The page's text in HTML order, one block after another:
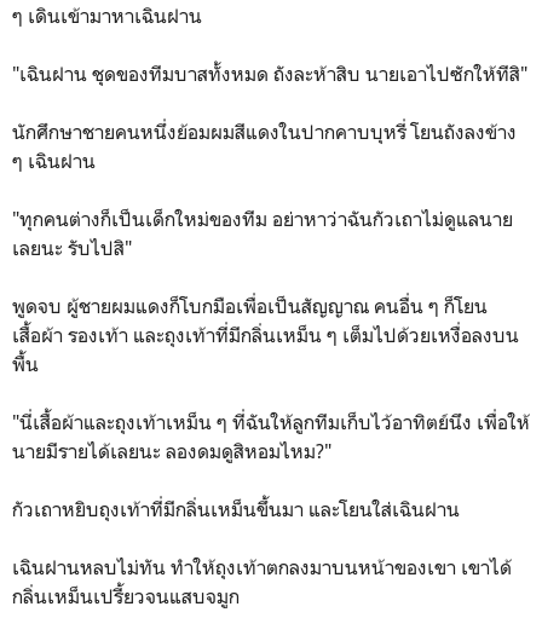
ๆ เดินเข้ามาหาเฉินฝาน
"เฉินฝาน ชุดของทีมบาสทั้งหมด ถังละห้าสิบ นายเอาไปซักให้ทีสิ"
นักศึกษาชายคนหนึ่งย้อมผมสีแดงในปากคาบบุหรี่ โยนถังลงข้าง
ๆ เฉินฝาน
"ทุกคนต่างก็เป็นเด็กใหม่ของทีม อย่าหาว่าฉันกัวเถาไม่ดูแลนาย
เลยนะ รับไปสิ"
พูดจบ ผู้ชายผมแดงก็โบกมือเพื่อเป็นสัญญาณ คนอื่น ๆ ก็โยน
เสื้อผ้า รองเท้า และถุงเท้าที่มีกลิ่นเหม็น ๆ เต็มไปด้วยเหงื่อลงบน
พื้น
"นี่เสื้อผ้าและถุงเท้าเหม็น ๆ ที่ฉันให้ลูกทีมเก็บไว้อาทิตย์นึง เพื่อให้
นายมีรายได้เลยนะ ลองดมดูสิหอมไหม?"
กัวเถาหยิบถุงเท้าที่มีกลิ่นเหม็นขึ้นมา และโยนใส่เฉินฝาน
เฉินฝานหลบไม่ทัน ทำให้ถุงเท้าตกลงมาบนหน้าของเขา เขาได้
กลิ่นเหม็นเปรี้ยวจนแสบจมูก